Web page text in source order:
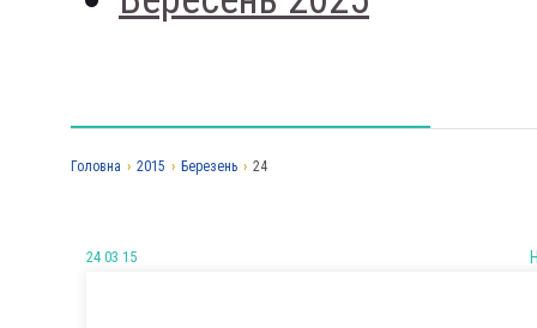
Головна › 2015 › Березень › 24
24 03 15